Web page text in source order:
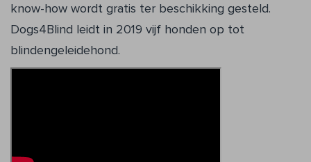
know-how wordt gratis ter beschikking gesteld.
Dogs4Blind leidt in 2019 vijf hon­den op tot
blindengeleidehond.